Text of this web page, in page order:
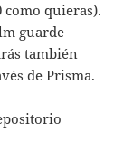
como quieras).
guarde
también
de Prisma.